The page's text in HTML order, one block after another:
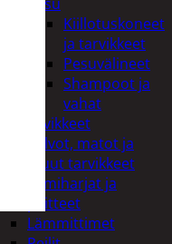
Kiillotuskoneet
ja tarvikkeet
Pesuvälineet
Shampoot ja
vahat
Autotarvikkeet
Kalvot, matot ja
muut tarvikkeet
Lumiharjat ja
peitteet
Lämmittimet